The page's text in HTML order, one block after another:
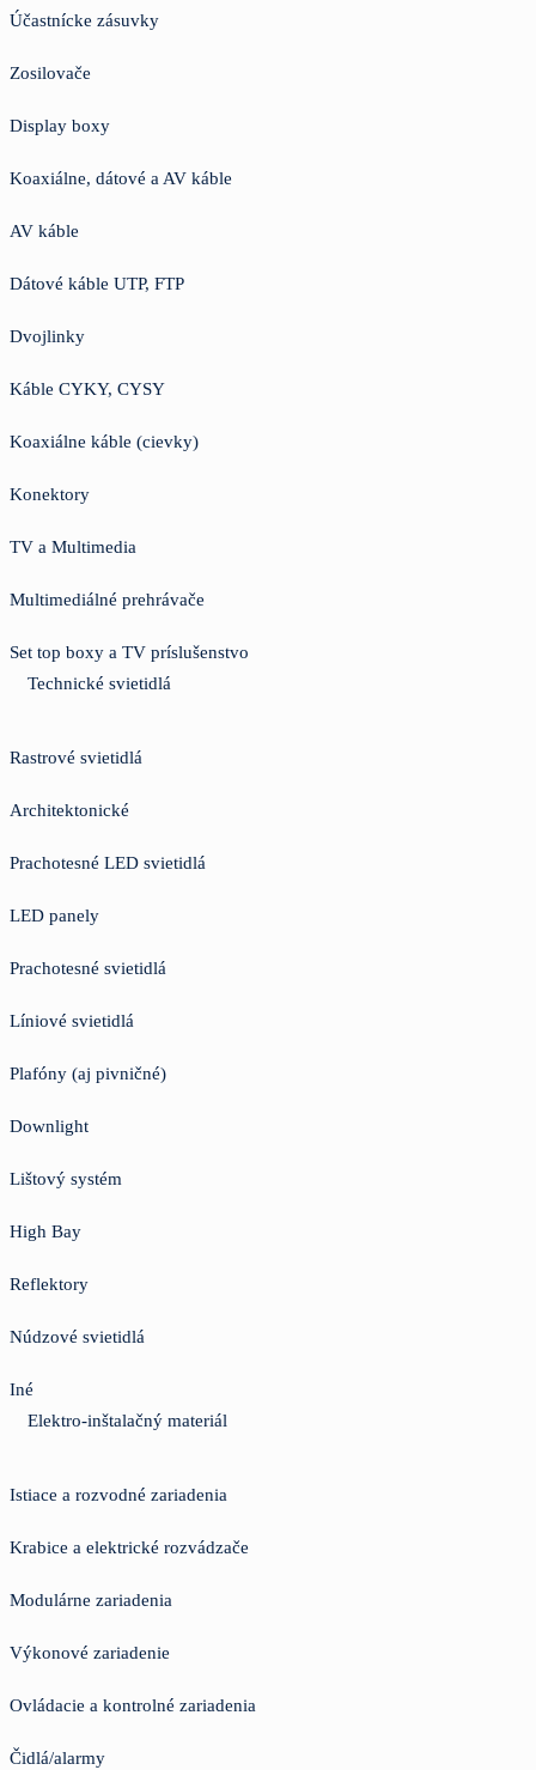
Účastnícke zásuvky
Zosilovače
Display boxy
Koaxiálne, dátové a AV káble
AV káble
Dátové káble UTP, FTP
Dvojlinky
Káble CYKY, CYSY
Koaxiálne káble (cievky)
Konektory
TV a Multimedia
Multimediálné prehrávače
Set top boxy a TV príslušenstvo
Technické svietidlá
Rastrové svietidlá
Architektonické
Prachotesné LED svietidlá
LED panely
Prachotesné svietidlá
Líniové svietidlá
Plafóny (aj pivničné)
Downlight
Lištový systém
High Bay
Reflektory
Núdzové svietidlá
Iné
Elektro-inštalačný materiál
Istiace a rozvodné zariadenia
Krabice a elektrické rozvádzače
Modulárne zariadenia
Výkonové zariadenie
Ovládacie a kontrolné zariadenia
Čidlá/alarmy